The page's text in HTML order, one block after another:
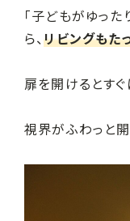
「子どもがゆっ
ら、リビングもた
扉を開けるとすぐ
視界がふわっと